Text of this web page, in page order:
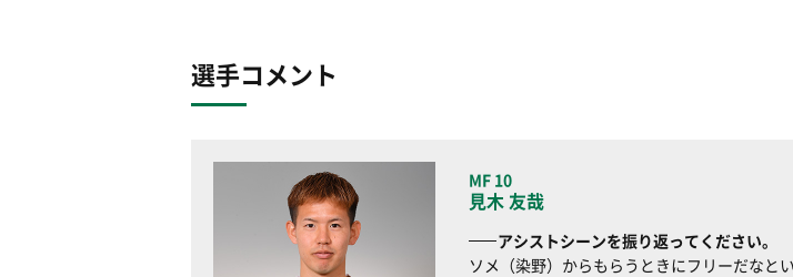
選手コメント
MF 10
見木 友哉
アシストシーンを振り返ってください。
ソメ（染野）からもらうときにフリーだなと